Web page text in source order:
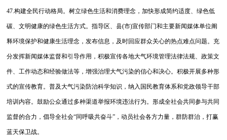
47.构建全民行动格局。树立绿色生活和消费理念，加快形成简约适度、绿色低
碳、文明健康的绿色生活方式。指导区、县(市)宣传部门和主要新闻媒体单位阐
释环境保护和健康生活理念，发布信息，及时回应群众关心的热点难点问题。充
分发挥新闻媒体监督和引导作用，积极宣传各地大气环境管理法律法规、政策文
件、工作动态和经验做法等，增强治理大气污染的信心和决心。积极开展多种形
式的宣传教育。普及大气污染防治科学知识，纳入国民教育体系和党政领导干部
培训内容。鼓励公众通过多种渠道举报环境违法行为。形成全社会共同参与共同
监督的合力，倡导全社会“同呼吸共奋斗”，动员社会各方力量，群防群治，打赢
蓝天保卫战。